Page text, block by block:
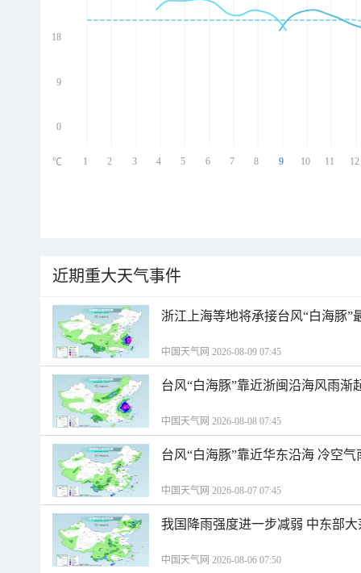
18
9
0
1 2 3 4 5 6 7 8 9 10 11 12
℃
近期重大天气事件
浙江上海等地将承接台风“白海豚”
中国天气网 2026-08-09 07:45
台风“白海豚”靠近浙闽沿海风雨渐
中国天气网 2026-08-08 07:45
台风“白海豚”靠近华东沿海 冷空
中国天气网 2026-08-07 07:45
我国降雨强度进一步减弱 中东部
中国天气网 2026-08-06 07:50